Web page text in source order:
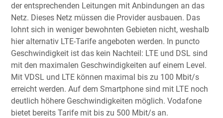
der entsprechenden Leitungen mit Anbindungen an das
Netz. Dieses Netz müssen die Provider ausbauen. Das
lohnt sich in weniger bewohnten Gebieten nicht, weshalb
hier alternativ LTE-Tarife angeboten werden. In puncto
Geschwindigkeit ist das kein Nachteil: LTE und DSL sind
mit den maximalen Geschwindigkeiten auf einem Level.
Mit VDSL und LTE können maximal bis zu 100 Mbit/s
erreicht werden. Auf dem Smartphone sind mit LTE noch
deutlich höhere Geschwindigkeiten möglich. Vodafone
bietet bereits Tarife mit bis zu 500 Mbit/s an.